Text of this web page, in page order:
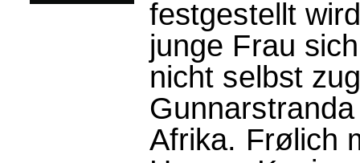
festgestellt
junge Frau
nicht selbst
Afrika. Frølich